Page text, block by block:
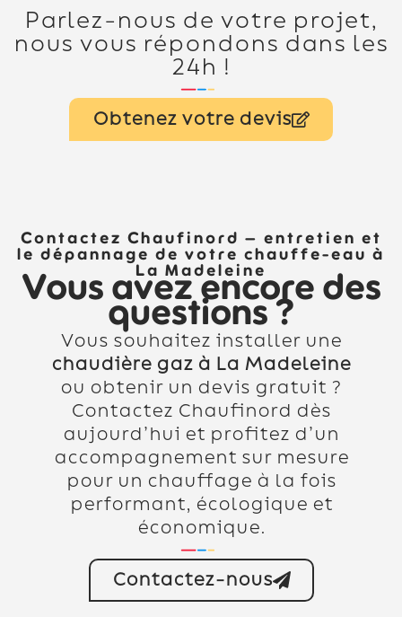
Parlez-nous de votre projet,
nous vous répondons dans les
24h !
Obtenez votre devis
Contactez Chaufinord – entretien et
le dépannage de votre chauffe-eau à
La Madeleine
Vous avez encore des
questions ?
Vous souhaitez installer une
chaudière gaz à La Madeleine
ou obtenir un devis gratuit ?
Contactez Chaufinord dès
aujourd’hui et profitez d’un
accompagnement sur mesure
pour un chauffage à la fois
performant, écologique et
économique.
Contactez-nous